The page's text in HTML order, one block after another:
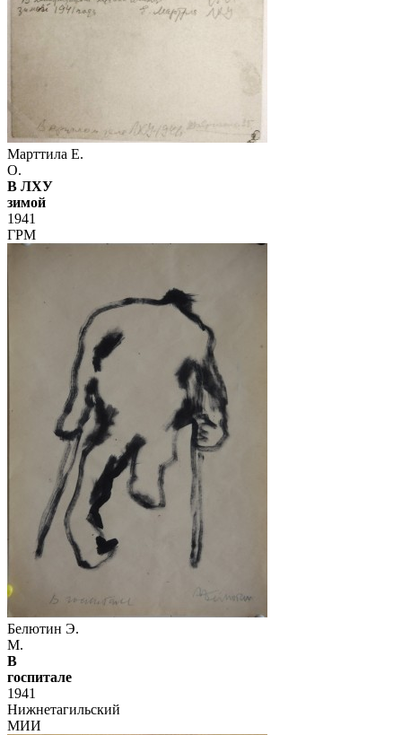
Марттила Е.
О.
В ЛХУ
зимой
1941
ГРМ
Белютин Э.
М.
В
госпитале
1941
Нижнетагильский
МИИ